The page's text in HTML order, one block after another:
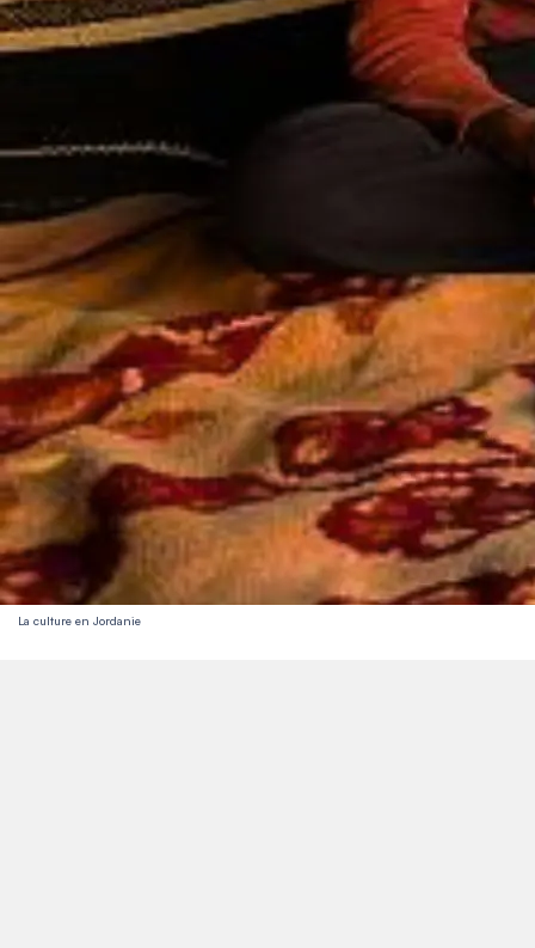
La culture en Jordanie